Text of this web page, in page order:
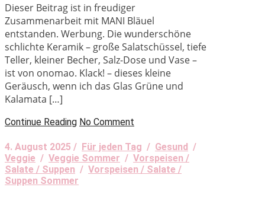
Dieser Beitrag ist in freudiger
Zusammenarbeit mit MANI Bläuel
entstanden. Werbung. Die wunderschöne
schlichte Keramik – große Salatschüssel, tiefe
Teller, kleiner Becher, Salz-Dose und Vase –
ist von onomao. Klack! – dieses kleine
Geräusch, wenn ich das Glas Grüne und
Kalamata […]
Continue Reading No Comment
4. August 2025 / Für jeden Tag / Gesund /
Veggie / Veggie Sommer / Vorspeisen /
Salate / Suppen / Vorspeisen / Salate /
Suppen Sommer